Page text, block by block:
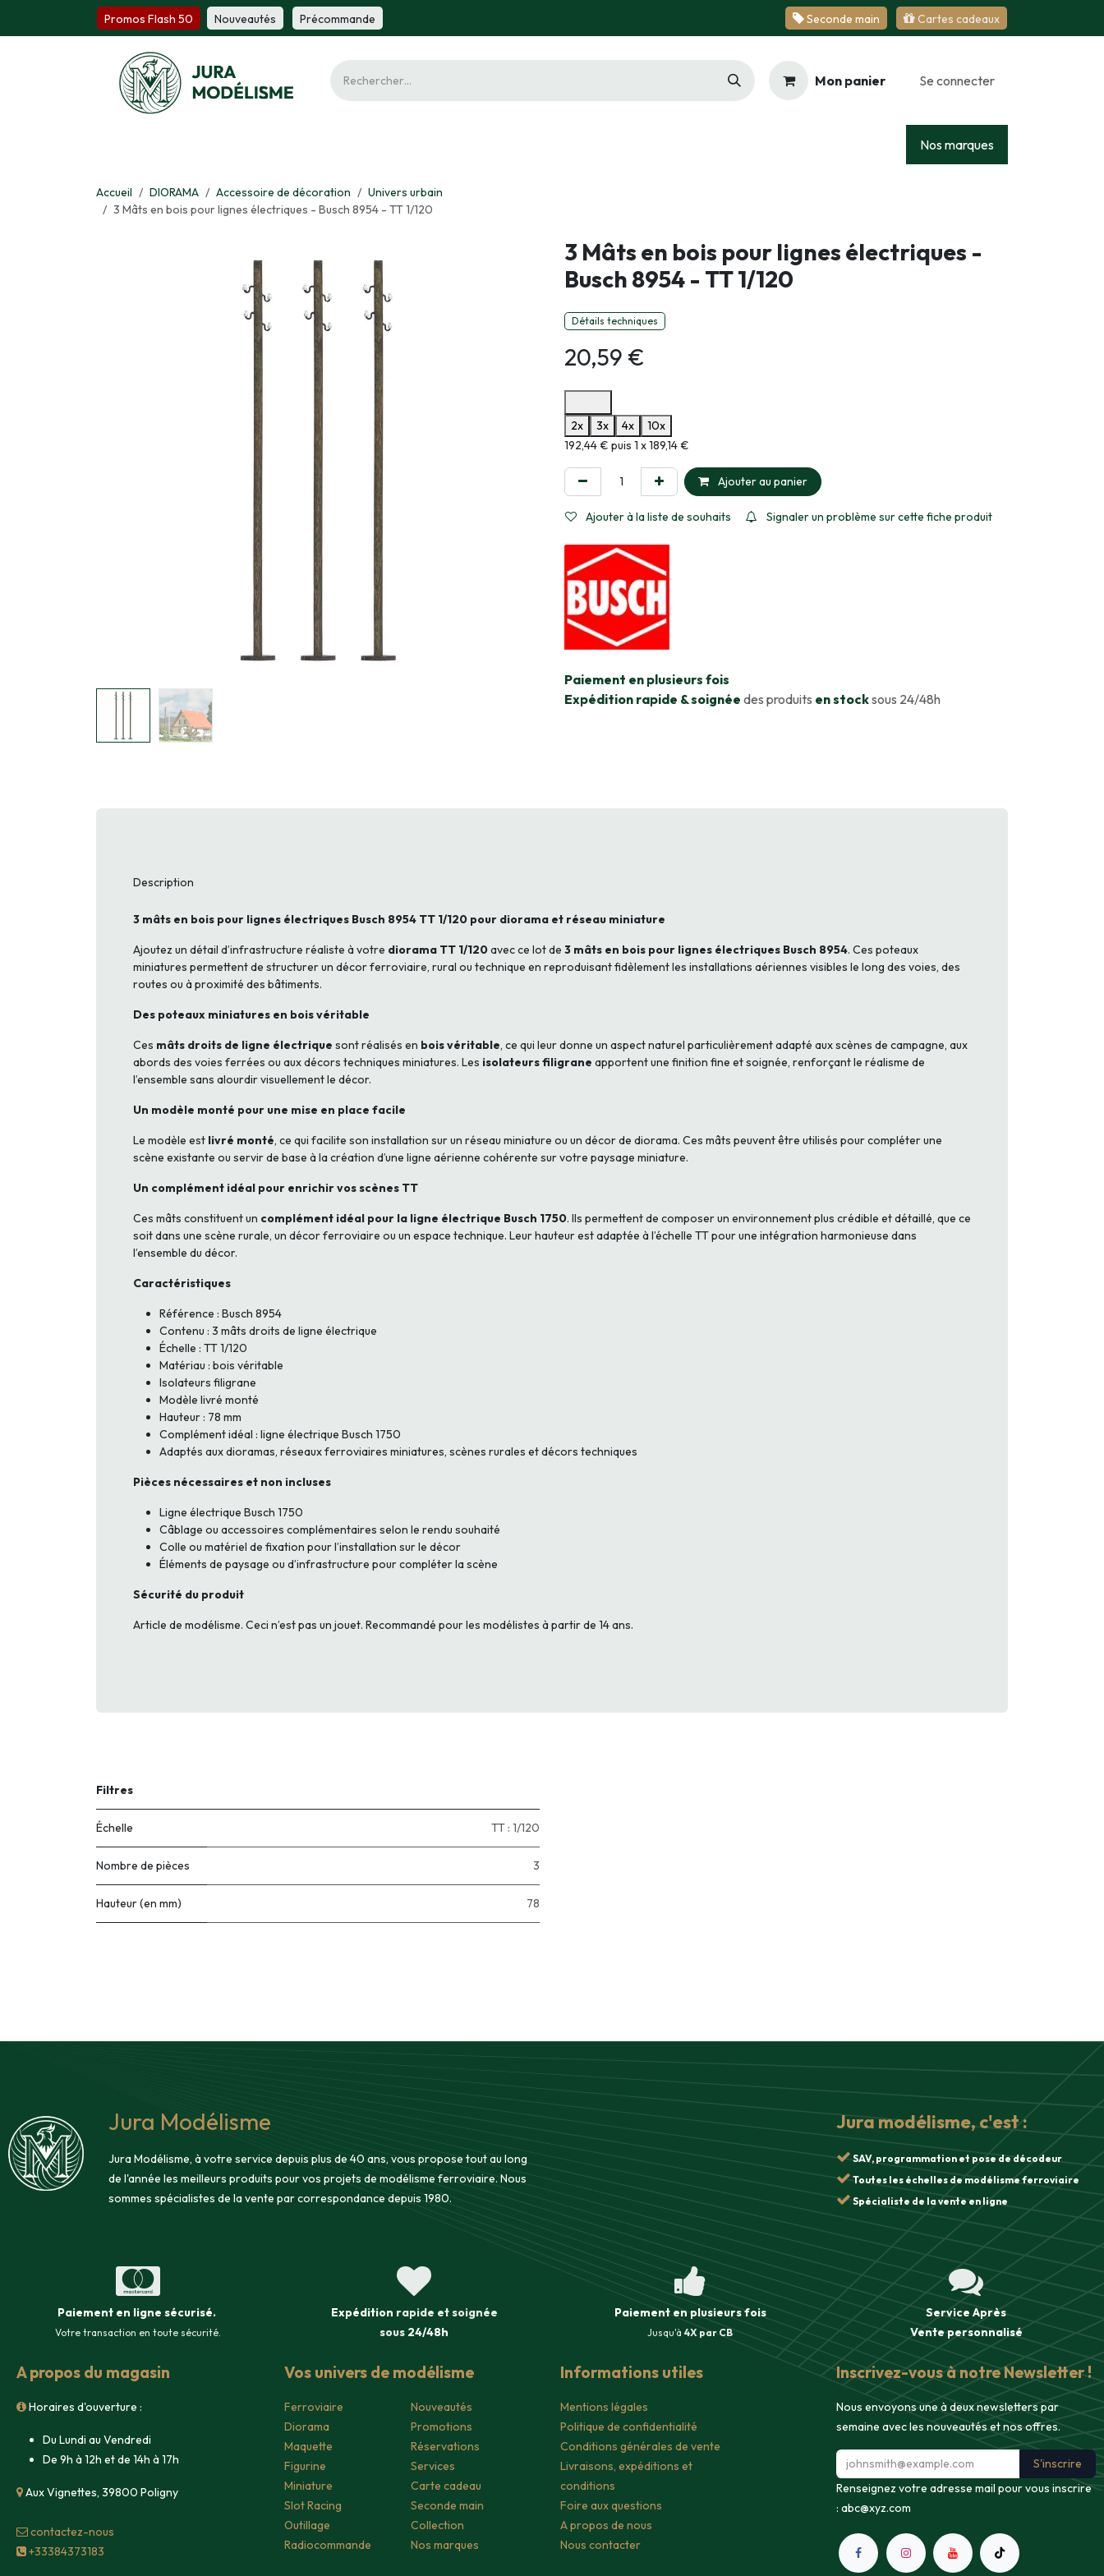
Se rendre au contenu
Promos Flash 50 Nou​​v​​ea​​utés Précomm​​a​​nde Se​​​​conde ​​​​m​​a​​in Cartes cadeaux
Mon panier Se connecter
Nos marques
Accueil DIORAMA Accessoire de décoration
Univers urbain
3 Mâts en bois pour lignes électriques - Busch 8954 - TT 1/120
3 Mâts en bois pour lignes électriques -
Busch 8954 - TT 1/120
Détails techniques
20,59 €
2x
3x 4x
10x
Informations sur le plan de paiement sélectionné
192,44 € puis 1 x 189,14 €
Ajouter au panier
Ajouter à la liste de souhaits Signaler un problème sur cette fiche produit
​Paiement en plusieurs fois
Expédition rapide & soignée des produits en stocksous 24/48h
Description
3 mâts en bois pour lignes électriques Busch 8954 TT 1/120 pour diorama et réseau miniature
Ajoutez un détail d’infrastructure réaliste à votre diorama TT 1/120avec ce lot de 3 mâts en bois pour lignes électriques Busch 8954. Ces poteaux
miniatures permettent de structurer un décor ferroviaire, rural ou technique en reproduisant fidèlement les installations aériennes visibles le long des voies, des
routes ou à proximité des bâtiments.
Des poteaux miniatures en bois véritable
Ces mâts droits de ligne électrique sont réalisés en bois véritable, ce qui leur donne un aspect naturel particulièrement adapté aux scènes de campagne, aux
abords des voies ferrées ou aux décors techniques miniatures. Les isolateurs filigrane apportent une finition fine et soignée, renforçant le réalisme de
l’ensemble sans alourdir visuellement le décor.
Un modèle monté pour une mise en place facile
Le modèle est livré monté, ce qui facilite son installation sur un réseau miniature ou un décor de diorama. Ces mâts peuvent être utilisés pour compléter une
scène existante ou servir de base à la création d’une ligne aérienne cohérente sur votre paysage miniature.
Un complément idéal pour enrichir vos scènes TT
Ces mâts constituent un complément idéal pour la ligne électrique Busch 1750. Ils permettent de composer un environnement plus crédible et détaillé, que ce
soit dans une scène rurale, un décor ferroviaire ou un espace technique. Leur hauteur est adaptée à l’échelle TT pour une intégration harmonieuse dans
l’ensemble du décor.
Caractéristiques
Référence : Busch 8954
Contenu : 3 mâts droits de ligne électrique
Échelle : TT 1/120
Matériau : bois véritable
Isolateurs filigrane
Modèle livré monté
Hauteur : 78 mm
Complément idéal : ligne électrique Busch 1750
Adaptés aux dioramas, réseaux ferroviaires miniatures, scènes rurales et décors techniques
Pièces nécessaires et non incluses
Ligne électrique Busch 1750
Câblage ou accessoires complémentaires selon le rendu souhaité
Colle ou matériel de fixation pour l’installation sur le décor
Éléments de paysage ou d’infrastructure pour compléter la scène
Sécurité du produit
Article de modélisme. Ceci n’est pas un jouet. Recommandé pour les modélistes à partir de 14 ans.
Filtres
Échelle TT : 1/120
Nombre de pièces 3
Hauteur (en mm) 78
Jura Modélisme
Jura Modélisme, à votre service depuis plus de 40 ans, vous propose tout au long
de l'année les meilleurs produits pour vos projets de modélisme ferroviaire. Nous
sommes spécialistes de la vente par correspondance depuis 1980.
Paiement en ligne sécurisé.
Votre transaction en toute sécurité.
Expédition rapide et soignée
sous 24/48h
Paiement en plusieurs fois
Jusqu'à 4X par CB
Service Après
Ventepersonnalisé
A propos du magasin
Horaires d'ouverture :
Du Lundi au Vendredi
De 9h à 12h et de 14h à 17h
Aux Vignettes, 39800 Poligny
contacte​z-nous
+33384373183
Vos univers de modélisme
Ferroviaire
Diorama
Maquette
Figurine
Miniature
Slot Racing
Outillage
Radiocommande
Nouveautés
Promotions
Réservations
Services
Carte cadeau
Seconde main
Collection
Nos marques
Informations utiles
Mentions légales
Politique de confidentialité
Conditions générales de vente
Livraisons, expéditions et
conditions
Foire aux questions
A propos de nous
Nous contacter
Inscrivez-vous à notre Newsletter !
Nous envoyons une à deux newsletters par
semaine avec les nouveautés et nos offres.
S'inscrire
Renseignez votre adresse mail pour vous inscrire
: abc@xyz.com
Jura modélisme, c'est :
SAV, programmation et pose de décodeur
Toutes les échelles de modélisme ferroviaire
Spécialiste de la vente en ligne